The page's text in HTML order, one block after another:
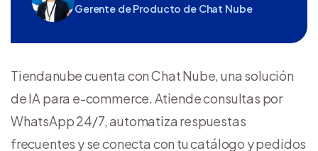
Gerente de Producto de Chat Nube
Tiendanube cuenta con Chat Nube, una solución
de IA para e-commerce. Atiende consultas por
WhatsApp 24/7, automatiza respuestas
frecuentes y se conecta con tu catálogo y pedidos